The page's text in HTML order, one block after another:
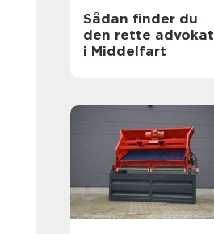
Sådan finder du
den rette advokat
i Middelfart